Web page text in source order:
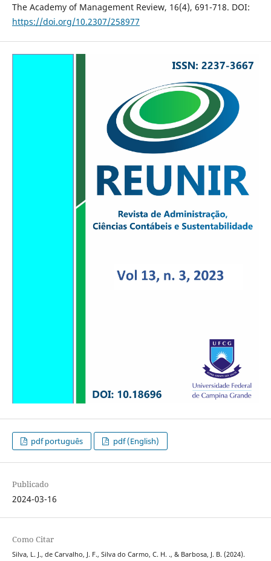
The Academy of Management Review, 16(4), 691-718. DOI:
https://doi.org/10.2307/258977
pdf português pdf (English)
Publicado
2024-03-16
Como Citar
Silva, L. J., de Carvalho, J. F., Silva do Carmo, C. H. ., & Barbosa, J. B. (2024).